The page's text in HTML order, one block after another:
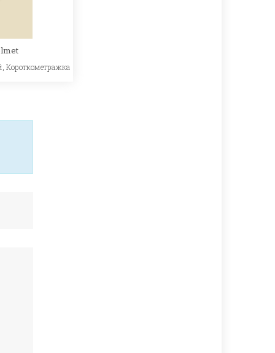
Короткометражка